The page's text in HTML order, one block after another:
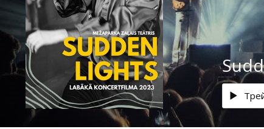
Мероприятия
Новости
Подарки
Кинозакуски